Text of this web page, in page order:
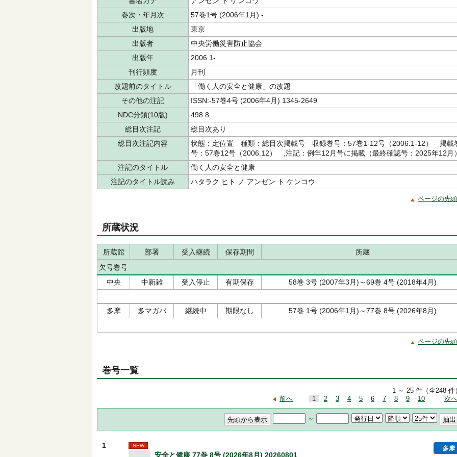
巻次・年月次
57巻1号 (2006年1月) -
出版地
東京
出版者
中央労働災害防止協会
出版年
2006.1-
刊行頻度
月刊
改題前のタイトル
「働く人の安全と健康」の改題
その他の注記
ISSN:-57巻4号 (2006年4月) 1345-2649
NDC分類(10版)
498.8
総目次注記
総目次あり
総目次注記内容
状態：定位置 種類：総目次掲載号 収録巻号：57巻1-12号（2006.1-12） 掲載
号：57巻12号（2006.12） ,注記：例年12月号に掲載（最終確認号：2025年12月）
注記のタイトル
働く人の安全と健康
注記のタイトル読み
ハタラク ヒト ノ アンゼン ト ケンコウ
ページの先
所蔵状況
所蔵館 部署 受入継続 保存期間
所蔵
欠号巻号
中央
中新雑 受入停止 有期保存 58巻 3号 (2007年3月)～69巻 4号 (2018年4月)
多摩 多マガバ 継続中 期限なし 57巻 1号 (2006年1月)～77巻 8号 (2026年8月)
ページの先
巻号一覧
1 ～ 25 件（全248 件
前へ
1 2 3 4 5 6 7 8 9 10 次へ
～
1 NEW
安全と健康 77巻 8号 (2026年8月) 20260801
多摩